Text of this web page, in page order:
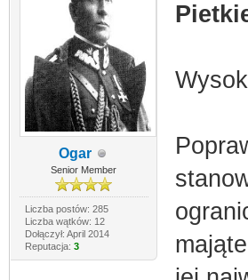
Ogar
Senior Member
Liczba postów: 285
Liczba wątków: 12
Dołączył: April 2014
Reputacja: 3